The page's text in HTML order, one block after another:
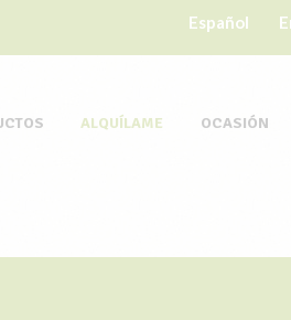
Español
ALQUÍLAME OCASIÓN